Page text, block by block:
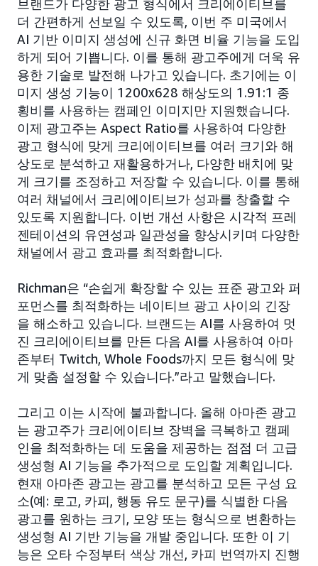
브랜드가 다양한 광고 형식에서 크리에이티브를
더 간편하게 선보일 수 있도록, 이번 주 미국에서
AI 기반 이미지 생성에 신규 화면 비율 기능을 도입
하게 되어 기쁩니다. 이를 통해 광고주에게 더욱 유
용한 기술로 발전해 나가고 있습니다. 초기에는 이
미지 생성 기능이 1200x628 해상도의 1.91:1 종
횡비를 사용하는 캠페인 이미지만 지원했습니다.
이제 광고주는 Aspect Ratio를 사용하여 다양한
광고 형식에 맞게 크리에이티브를 여러 크기와 해
상도로 분석하고 재활용하거나, 다양한 배치에 맞
게 크기를 조정하고 저장할 수 있습니다. 이를 통해
여러 채널에서 크리에이티브가 성과를 창출할 수
있도록 지원합니다. 이번 개선 사항은 시각적 프레
젠테이션의 유연성과 일관성을 향상시키며 다양한
채널에서 광고 효과를 최적화합니다.
Richman은 “손쉽게 확장할 수 있는 표준 광고와 퍼
포먼스를 최적화하는 네이티브 광고 사이의 긴장
을 해소하고 있습니다. 브랜드는 AI를 사용하여 멋
진 크리에이티브를 만든 다음 AI를 사용하여 아마
존부터 Twitch, Whole Foods까지 모든 형식에 맞
게 맞춤 설정할 수 있습니다.”라고 말했습니다.
그리고 이는 시작에 불과합니다. 올해 아마존 광고
는 광고주가 크리에이티브 장벽을 극복하고 캠페
인을 최적화하는 데 도움을 제공하는 점점 더 고급
생성형 AI 기능을 추가적으로 도입할 계획입니다.
현재 아마존 광고는 광고를 분석하고 모든 구성 요
소(예: 로고, 카피, 행동 유도 문구)를 식별한 다음
광고를 원하는 크기, 모양 또는 형식으로 변환하는
생성형 AI 기반 기능을 개발 중입니다. 또한 이 기
능은 오타 수정부터 색상 개선, 카피 번역까지 진행